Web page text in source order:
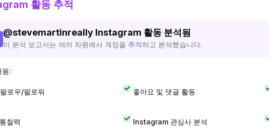
활동 추적
@stevemartinreally Instagram 활동 분석됨
이 분석 보고서는 여러 차원에서 계정을 추적하고 분석했습니다.
용:
로우/팔로워 좋아요 및 댓글 활동
찰력 Instagram 관심사 분석